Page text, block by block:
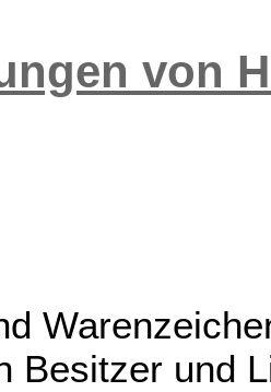
von
Besitzer und